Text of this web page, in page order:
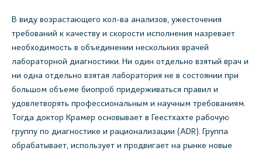
В виду возрастающего кол-ва анализов, ужесточения
требований к качеству и скорости исполнения назревает
необходимость в объединении нескольких врачей
лабораторной диагностики. Ни один отдельно взятый врач и
ни одна отдельно взятая лаборатория не в состоянии при
большом объеме биопроб придерживаться правил и
удовлетворять профессиональным и научным требованиям.
Тогда доктор Крамер основывает в Геестхахте рабочую
группу по диагностике и рационализации (ADR). Группа
обрабатывает, использует и продвигает на рынке новые